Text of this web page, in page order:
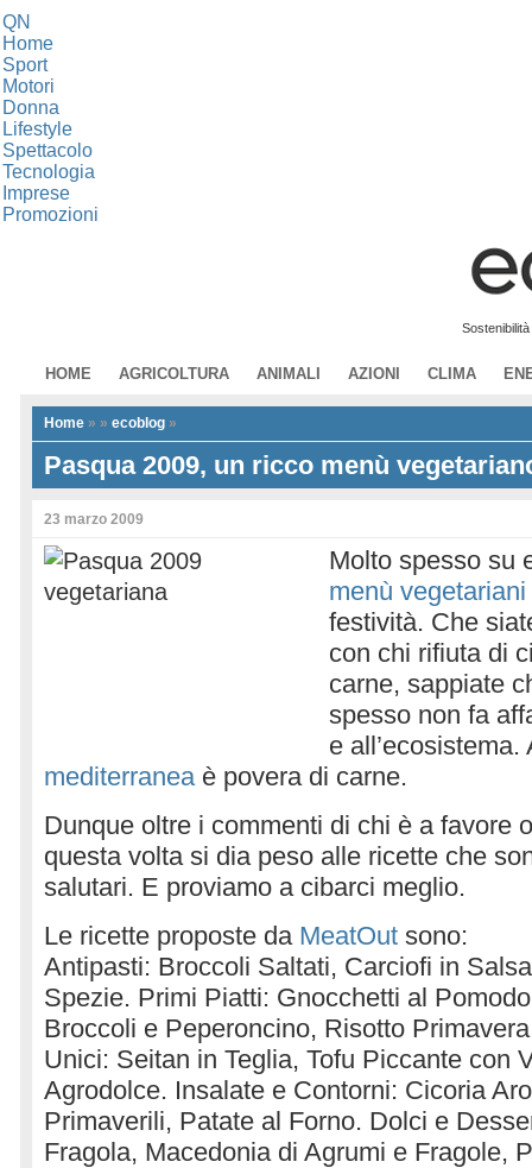
QN
Home
Sport
Motori
Donna
Lifestyle
Spettacolo
Tecnologia
Imprese
Promozioni
HOME AGRICOLTURA ANIMALI AZIONI CLIMA
Home » » ecoblog »
Pasqua 2009, un ricco menù
23 marzo 2009
Molto spesso su
menù vegetariani
festività. Che
con chi rifiuta di
carne, sappiate
spesso non fa
e
mediterraneaè povera di carne.
Dunque oltre i commenti di chi è a favore
questa volta si dia peso alle ricette che
salutari. E proviamo a cibarci meglio.
Le ricette proposte da MeatOut sono:
Antipasti: Broccoli Saltati, Carciofi in
Spezie. Primi Piatti: Gnocchetti al
Broccoli e Peperoncino, Risotto
Unici: Seitan in Teglia, Tofu Piccante con
Agrodolce. Insalate e Contorni: Cicoria
Primaverili, Patate al Forno. Dolci e
Fragola, Macedonia di Agrumi e Fragole,